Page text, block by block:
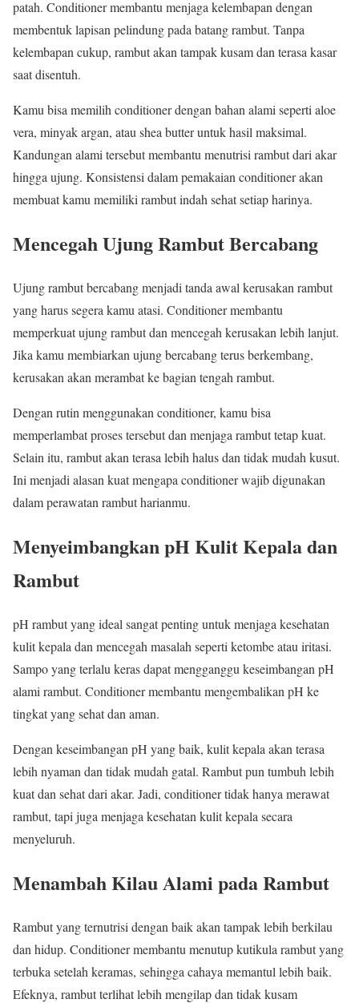
patah. Conditioner membantu menjaga kelembapan dengan
membentuk lapisan pelindung pada batang rambut. Tanpa
kelembapan cukup, rambut akan tampak kusam dan terasa kasar
saat disentuh.
Kamu bisa memilih conditioner dengan bahan alami seperti aloe
vera, minyak argan, atau shea butter untuk hasil maksimal.
Kandungan alami tersebut membantu menutrisi rambut dari akar
hingga ujung. Konsistensi dalam pemakaian conditioner akan
membuat kamu memiliki rambut indah sehat setiap harinya.
Mencegah Ujung Rambut Bercabang
Ujung rambut bercabang menjadi tanda awal kerusakan rambut
yang harus segera kamu atasi. Conditioner membantu
memperkuat ujung rambut dan mencegah kerusakan lebih lanjut.
Jika kamu membiarkan ujung bercabang terus berkembang,
kerusakan akan merambat ke bagian tengah rambut.
Dengan rutin menggunakan conditioner, kamu bisa
memperlambat proses tersebut dan menjaga rambut tetap kuat.
Selain itu, rambut akan terasa lebih halus dan tidak mudah kusut.
Ini menjadi alasan kuat mengapa conditioner wajib digunakan
dalam perawatan rambut harianmu.
Menyeimbangkan pH Kulit Kepala dan
Rambut
pH rambut yang ideal sangat penting untuk menjaga kesehatan
kulit kepala dan mencegah masalah seperti ketombe atau iritasi.
Sampo yang terlalu keras dapat mengganggu keseimbangan pH
alami rambut. Conditioner membantu mengembalikan pH ke
tingkat yang sehat dan aman.
Dengan keseimbangan pH yang baik, kulit kepala akan terasa
lebih nyaman dan tidak mudah gatal. Rambut pun tumbuh lebih
kuat dan sehat dari akar. Jadi, conditioner tidak hanya merawat
rambut, tapi juga menjaga kesehatan kulit kepala secara
menyeluruh.
Menambah Kilau Alami pada Rambut
Rambut yang ternutrisi dengan baik akan tampak lebih berkilau
dan hidup. Conditioner membantu menutup kutikula rambut yang
terbuka setelah keramas, sehingga cahaya memantul lebih baik.
Efeknya, rambut terlihat lebih mengilap dan tidak kusam